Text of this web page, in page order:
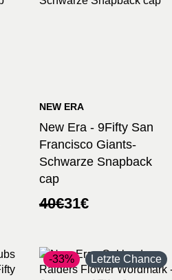
NEW ERA
New Era - 9Fifty San
Francisco Giants-
Schwarze Snapback
cap
40€
Ursprünglicher
40€
31€
Aktueller
31€.
-33% Letzte Chance